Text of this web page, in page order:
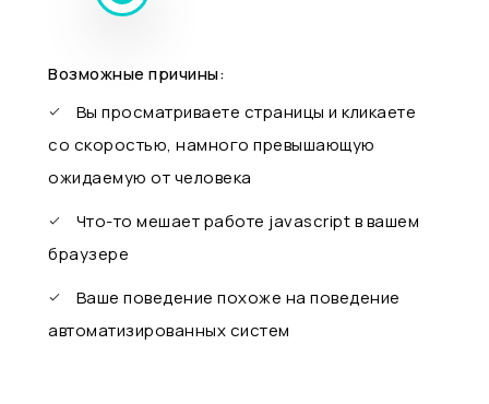
Возможные причины:
Вы просматриваете страницы и кликаете
со скоростью, намного превышающую
ожидаемую от человека
Что-то мешает работе javascript в вашем
браузере
Ваше поведение похоже на поведение
автоматизированных систем